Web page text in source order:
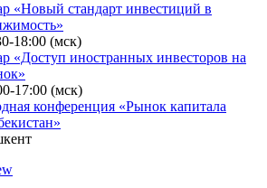
«Новый стандарт инвестиций в
18:00 (мск)
«Доступ иностранных инвесторов на
17:00 (мск)
конференция «Рынок капитала